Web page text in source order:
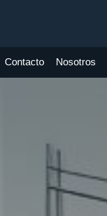
Contacto Nosotros